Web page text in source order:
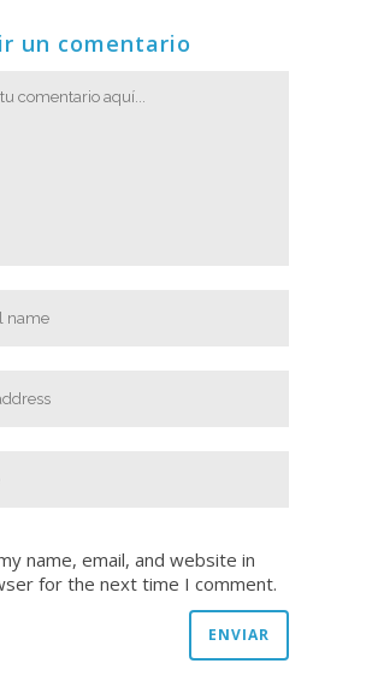
un comentario
name, email, and website in
for the next time I comment.